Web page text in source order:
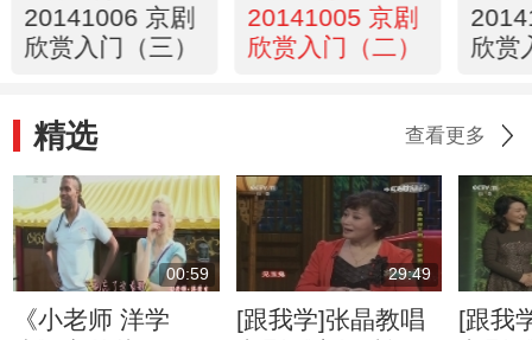
20141006 京剧
欣赏入门（三）
20141005 京剧
欣赏入门（二）
欣赏
精选 查看更多
00:59
《小老师 洋学
29:49
[跟我学]张晶教唱
[跟我